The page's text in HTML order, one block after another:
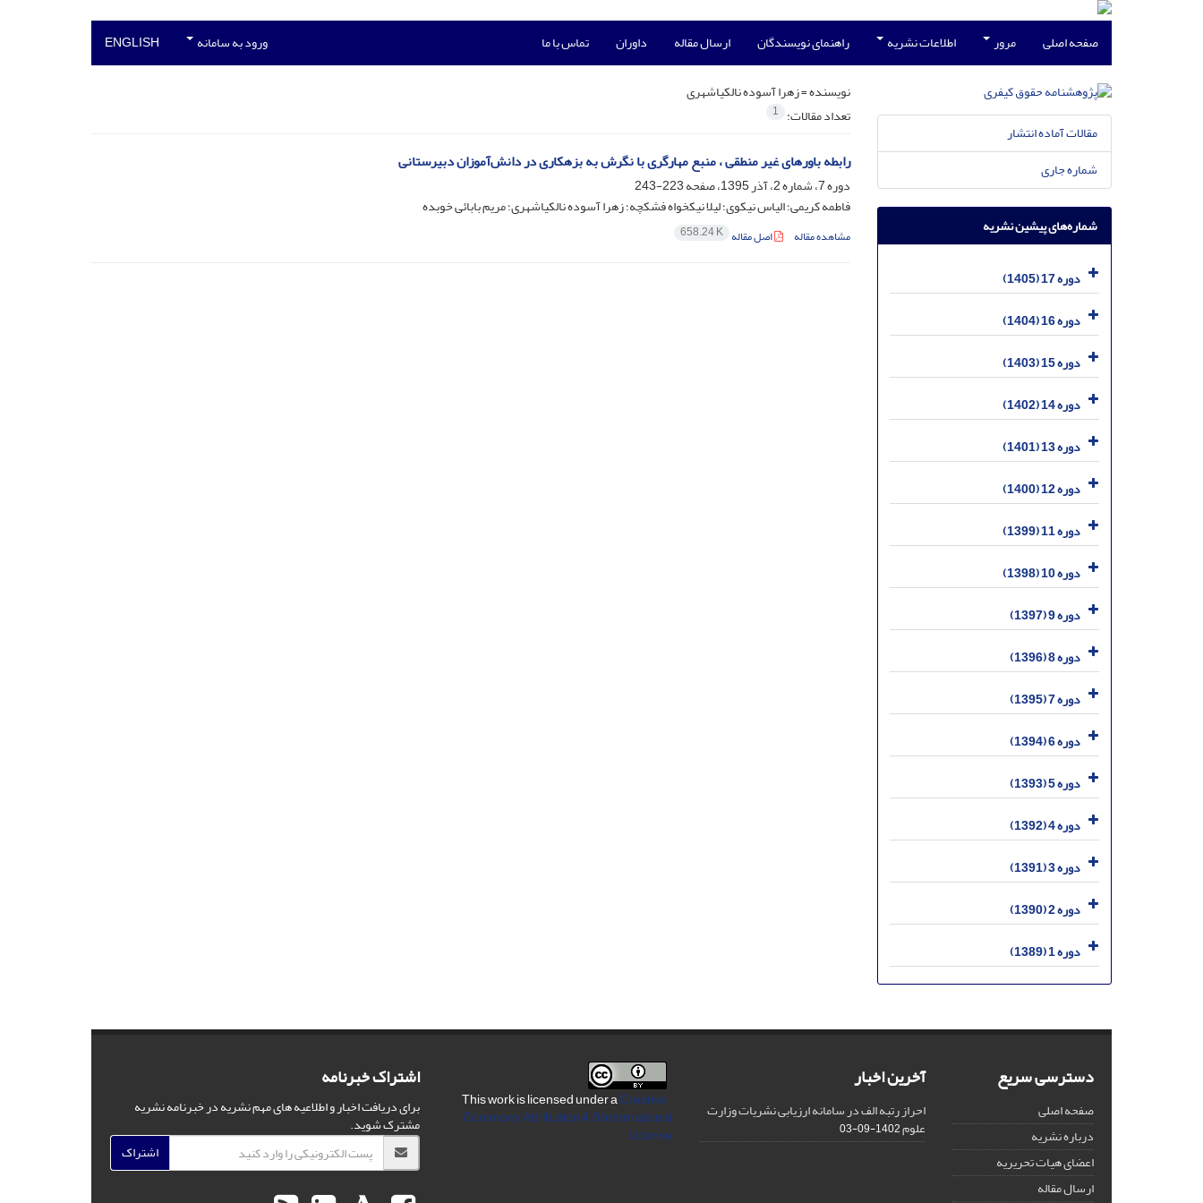
صفحه اصلی مرور اطلاعات نشریه راهنمای نویسندگان ارسال مقاله داوران تماس با ما ورود به سامانه ENGLISH
نویسنده =زهرا آسوده نالکیاشهری
تعداد مقالات: 1
رابطه باورهای غیر منطقی ، منبع مهارگری با نگرش به بزهکاری در دانش‌آموزان دبیرستانی
دوره 7، شماره 2، آذر 1395، صفحه
223-243
فاطمه کریمی؛ الیاس نیکوی؛ لیلا نیکخواه فشکچه؛ زهرا آسوده نالکیاشهری؛ مریم بابائی خوبده
مشاهده مقاله اصل مقاله 658.24 K
مقالات آماده انتشار
شماره جاری
شماره‌های پیشین نشریه
دوره 17 (1405)
دوره 16 (1404)
دوره 15 (1403)
دوره 14 (1402)
دوره 13 (1401)
دوره 12 (1400)
دوره 11 (1399)
دوره 10 (1398)
دوره 9 (1397)
دوره 8 (1396)
دوره 7 (1395)
دوره 6 (1394)
دوره 5 (1393)
دوره 4 (1392)
دوره 3 (1391)
دوره 2 (1390)
دوره 1 (1389)
دسترسی سریع
صفحه اصلی
درباره نشریه
اعضای هیات تحریریه
ارسال مقاله
آخرین اخبار
احراز رتبه الف در سامانه ارزیابی نشریات وزارت
علوم1402-09-03
Creative
Commons Attribution 4.0 International
License
اشتراک خبرنامه
برای دریافت اخبار و اطلاعیه های مهم نشریه در خبرنامه نشریه
مشترک شوید.
اشتراک